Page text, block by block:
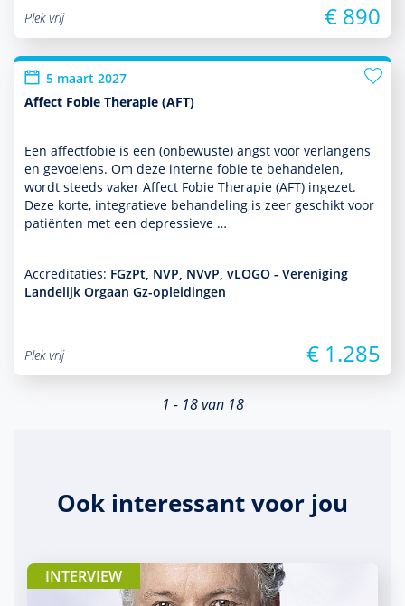
Plek vrij € 890
5 maart 2027
Affect Fobie Therapie (AFT)
Een affectfobie is een (onbewuste) angst voor verlangens
en gevoelens. Om deze interne fobie te behan­delen,
wordt steeds vaker Affect Fobie Therapie (AFT) ingezet.
Deze korte, integratieve behan­del­ing is zeer geschikt voor
patiënten met een depres­sieve …
Accreditaties: FGzPt, NVP, NVvP, vLOGO - Vereniging
Landelijk Orgaan Gz-opleidingen
Plek vrij € 1.285
1 - 18 van 18
Ook interessant voor jou
INTERVIEW